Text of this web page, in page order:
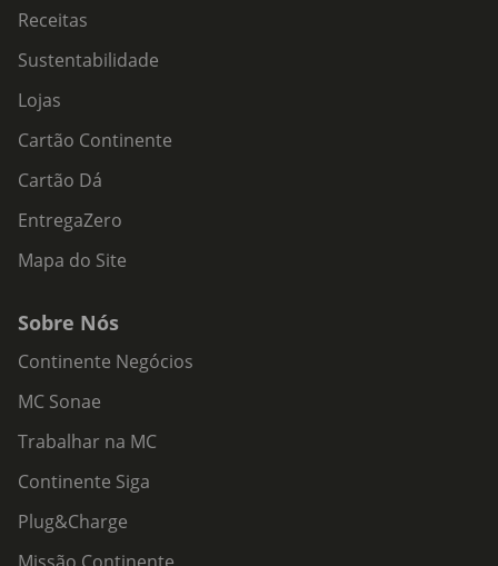
Receitas
Sustentabilidade
Lojas
Cartão Continente
Cartão Dá
EntregaZero
Mapa do Site
Sobre Nós
Continente Negócios
MC Sonae
Trabalhar na MC
Continente Siga
Plug&Charge